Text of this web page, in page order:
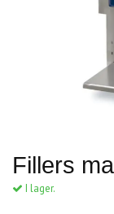
Fillers
I lager.